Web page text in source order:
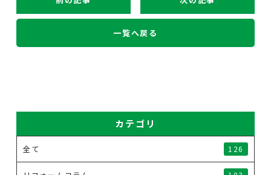
一覧へ戻る
カテゴリ
全て 126